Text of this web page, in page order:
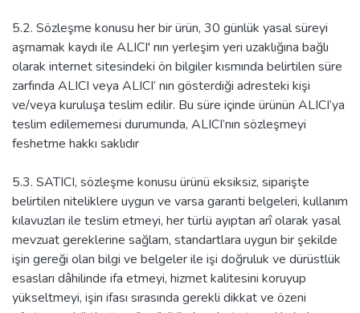
5.2. Sözleşme konusu her bir ürün, 30 günlük yasal süreyi
aşmamak kaydı ile ALICI' nın yerleşim yeri uzaklığına bağlı
olarak internet sitesindeki ön bilgiler kısmında belirtilen süre
zarfında ALICI veya ALICI’ nın gösterdiği adresteki kişi
ve/veya kuruluşa teslim edilir. Bu süre içinde ürünün ALICI’ya
teslim edilememesi durumunda, ALICI’nın sözleşmeyi
feshetme hakkı saklıdır
5.3. SATICI, sözleşme konusu ürünü eksiksiz, siparişte
belirtilen niteliklere uygun ve varsa garanti belgeleri, kullanım
kılavuzları ile teslim etmeyi, her türlü ayıptan arî olarak yasal
mevzuat gereklerine sağlam, standartlara uygun bir şekilde
işin gereği olan bilgi ve belgeler ile işi doğruluk ve dürüstlük
esasları dâhilinde ifa etmeyi, hizmet kalitesini koruyup
yükseltmeyi, işin ifası sırasında gerekli dikkat ve özeni